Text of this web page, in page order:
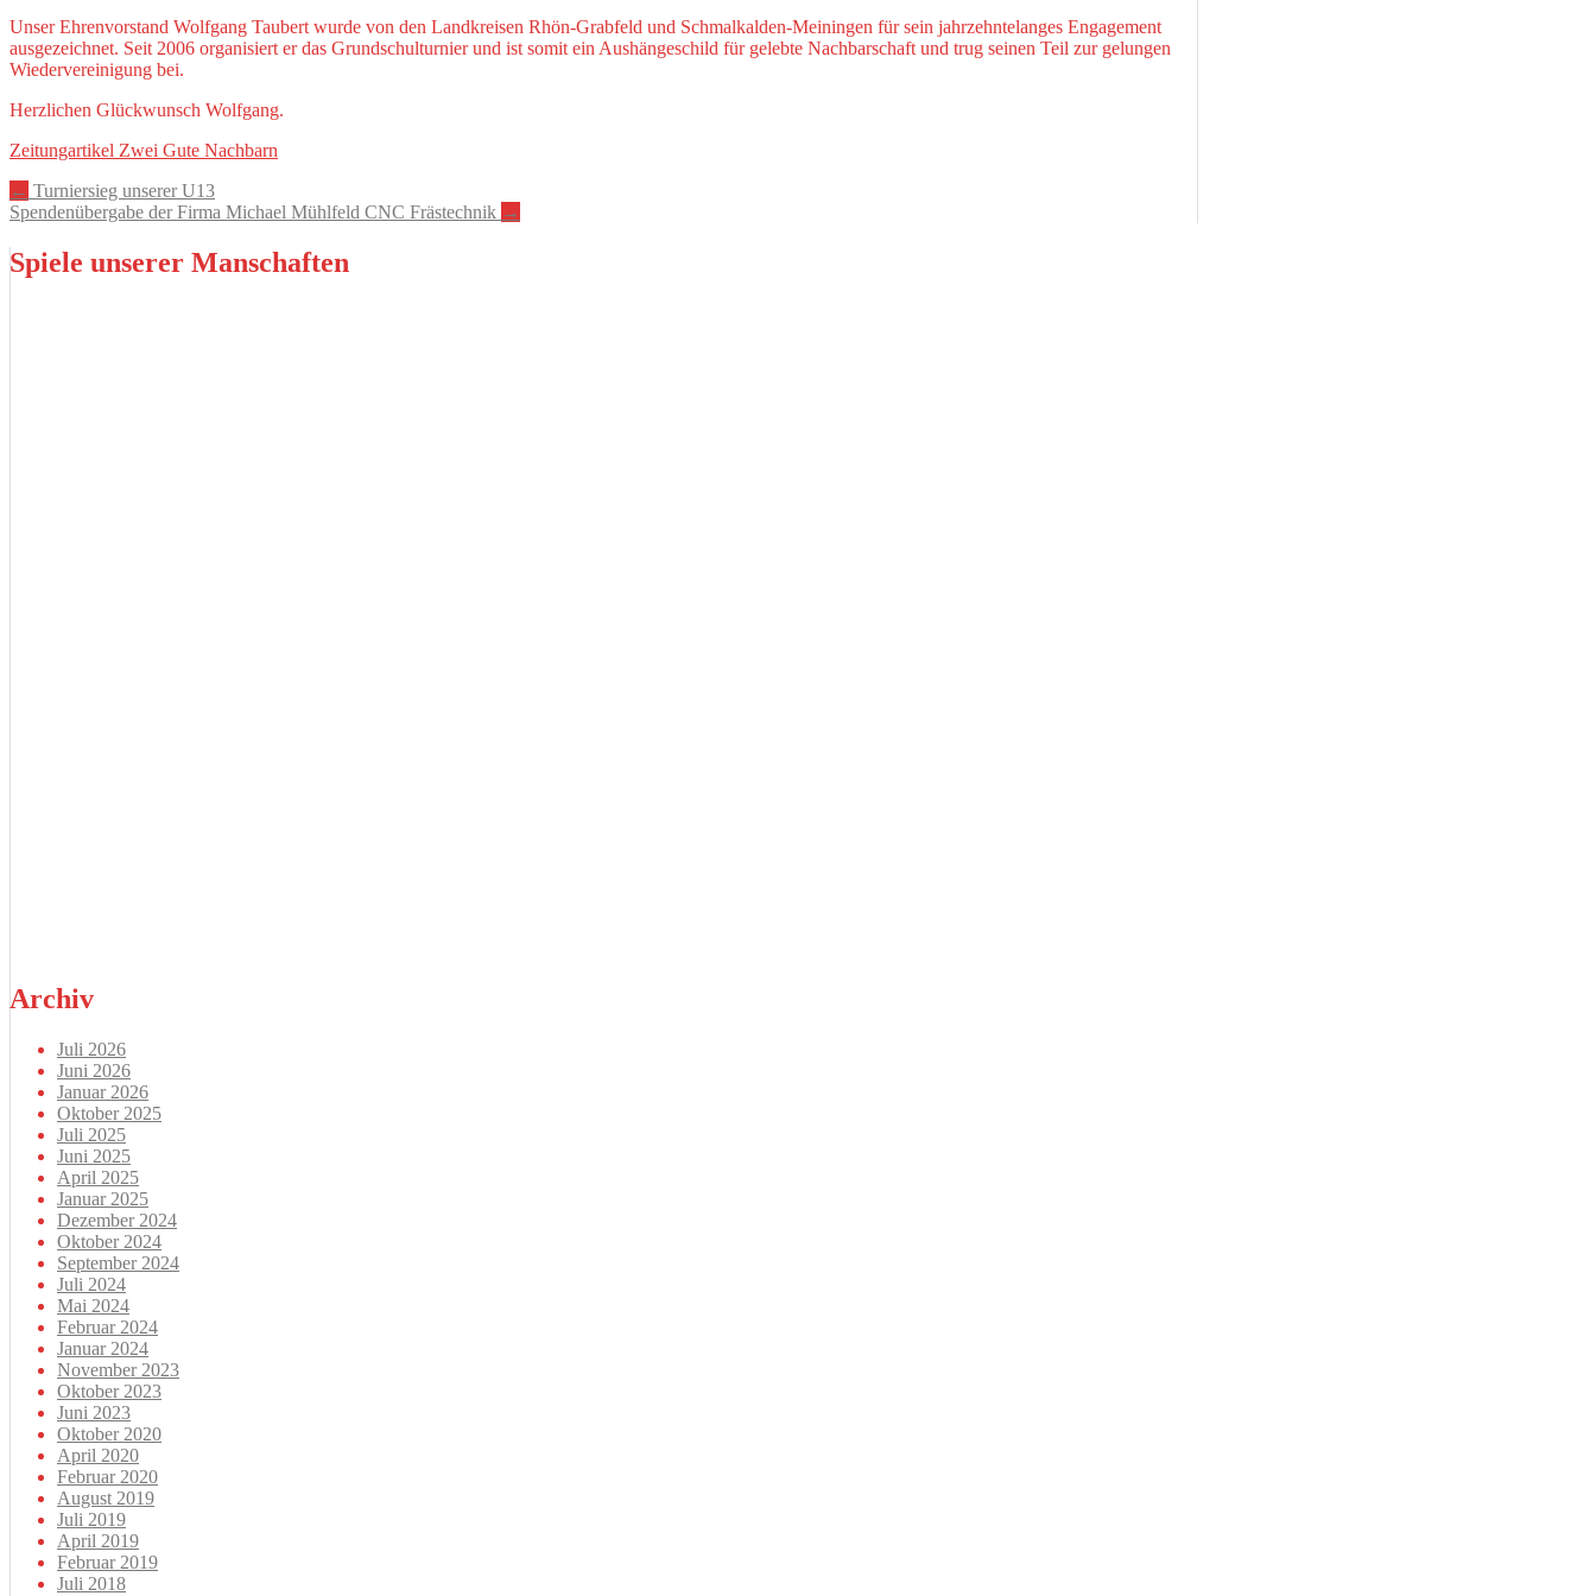
Unser Ehrenvorstand Wolfgang Taubert wurde von den Landkreisen Rhön-Grabfeld und Schmalkalden-Meiningen für sein jahrzehntelanges Engagement
ausgezeichnet. Seit 2006 organisiert er das Grundschulturnier und ist somit ein Aushängeschild für gelebte Nachbarschaft und trug seinen Teil zur gelungen
Wiedervereinigung bei.
Herzlichen Glückwunsch Wolfgang.
Zeitungartikel Zwei Gute Nachbarn
Artikel-
Navigation
← Turniersieg unserer U13
Spendenübergabe der Firma Michael Mühlfeld CNC Frästechnik →
Spiele unserer Manschaften
Archiv
Juli 2026
Juni 2026
Januar 2026
Oktober 2025
Juli 2025
Juni 2025
April 2025
Januar 2025
Dezember 2024
Oktober 2024
September 2024
Juli 2024
Mai 2024
Februar 2024
Januar 2024
November 2023
Oktober 2023
Juni 2023
Oktober 2020
April 2020
Februar 2020
August 2019
Juli 2019
April 2019
Februar 2019
Juli 2018